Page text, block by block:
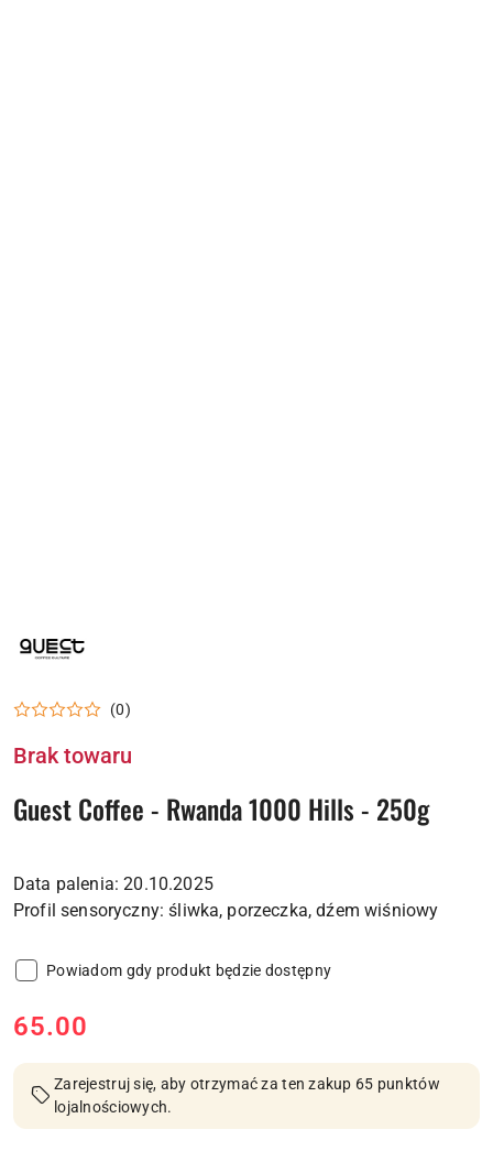
GUEST
COFFEE
(0)
Brak towaru
Guest Coffee - Rwanda 1000 Hills - 250g
Data palenia: 20.10.2025
Powiadom gdy produkt będzie dostępny
cena:
65.00
Zarejestruj się, aby otrzymać za ten zakup 65 punktów
lojalnościowych.